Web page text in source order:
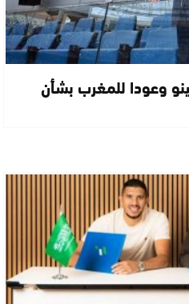
وعودا للمغرب بشأن